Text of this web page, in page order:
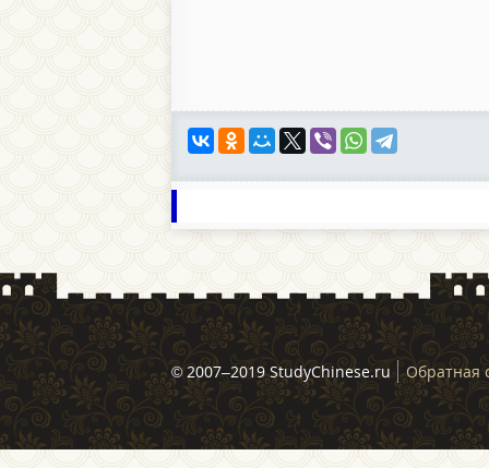
© 2007–2019 StudyChinese.ru Обратная